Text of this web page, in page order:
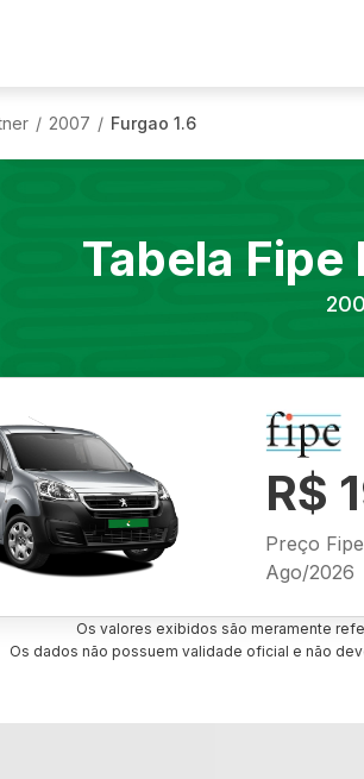
/ 2007 / Furgao 1.6
Tabela Fipe
R$
Preço
Ago/2026
Os valores exibidos são meramente
Os dados não possuem validade oficial e não